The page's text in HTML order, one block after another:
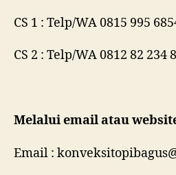
CS 1 : Telp/WA 0815 995
CS 2 : Telp/WA 0812 82 234
Melalui email atau
Email :